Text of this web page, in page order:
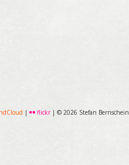
| flickr| © 2026 Stefan Bernschein